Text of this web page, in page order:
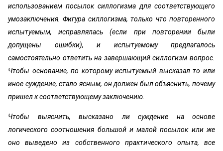
использованием посылок силлогизма для соответствующего
умозаключения. Фигура силлогизма, только что повторенного
испытуемым, исправлялась (если при повторении были
допущены ошибки), и испытуемому предлагалось
самостоятельно ответить на завершающий силлогизм вопрос.
Чтобы основание, по которому испытуемый высказал то или
иное суждение, стало ясным, он должен был объяснить, почему
пришел к соответствующему заключению.
Чтобы выяснить, высказано ли суждение на основе
логического соотношения большой и малой посылок или же
оно выведено из собственного практического опыта, все